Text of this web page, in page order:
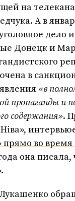
на
А в
дело
Донецк и
в
«в
пропаганды и
содержания».
прямо во
она писала,